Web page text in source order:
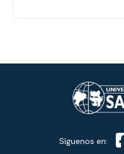
Síguenos en: